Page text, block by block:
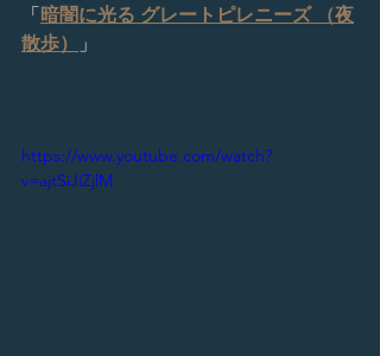
「暗闇に光る グレートピレニーズ （夜
散歩）
」
https://www.youtube.com/watch?
v=ajtSiJiZjlM